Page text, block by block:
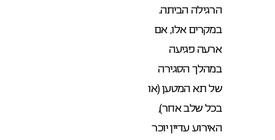
הרגילה הביתה.
במקרים אלו, אם
ארעה פגיעה
במהלך הסגירה
של תא המטען (או
בכל שלב אחר),
האירוע עדיין יוכר